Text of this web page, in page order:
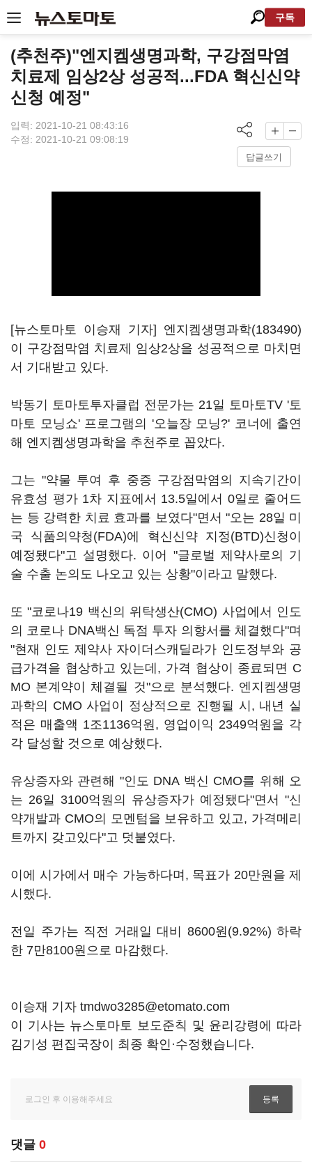
구독
(추천주)"엔지켐생명과학, 구강점막염
치료제 임상2상 성공적...FDA 혁신신약
신청 예정"
입력: 2021-10-21 08:43:16
수정: 2021-10-21 09:08:19
답글쓰기
[뉴스토마토 이승재 기자] 엔지켐생명과학(183490)
이 구강점막염 치료제 임상2상을 성공적으로 마치면
서 기대받고 있다.
박동기 토마토투자클럽 전문가는 21일 토마토TV '토
마토 모닝쇼' 프로그램의 '오늘장 모닝?' 코너에 출연
해 엔지켐생명과학을 추천주로 꼽았다.
그는 "약물 투여 후 중증 구강점막염의 지속기간이
유효성 평가 1차 지표에서 13.5일에서 0일로 줄어드
는 등 강력한 치료 효과를 보였다"면서 "오는 28일 미
국 식품의약청(FDA)에 혁신신약 지정(BTD)신청이
예정됐다"고 설명했다. 이어 "글로벌 제약사로의 기
술 수출 논의도 나오고 있는 상황"이라고 말했다.
또 "코로나19 백신의 위탁생산(CMO) 사업에서 인도
의 코로나 DNA백신 독점 투자 의향서를 체결했다"며
"현재 인도 제약사 자이더스캐딜라가 인도정부와 공
급가격을 협상하고 있는데, 가격 협상이 종료되면 C
MO 본계약이 체결될 것"으로 분석했다. 엔지켐생명
과학의 CMO 사업이 정상적으로 진행될 시, 내년 실
적은 매출액 1조1136억원, 영업이익 2349억원을 각
각 달성할 것으로 예상했다.
유상증자와 관련해 "인도 DNA 백신 CMO를 위해 오
는 26일 3100억원의 유상증자가 예정됐다"면서 "신
약개발과 CMO의 모멘텀을 보유하고 있고, 가격메리
트까지 갖고있다"고 덧붙였다.
이에 시가에서 매수 가능하다며, 목표가 20만원을 제
시했다.
전일 주가는 직전 거래일 대비 8600원(9.92%) 하락
한 7만8100원으로 마감했다.
이승재 기자 tmdwo3285@etomato.com
이 기사는 뉴스토마토 보도준칙 및 윤리강령에 따라
김기성 편집국장이 최종 확인·수정했습니다.
댓글 0